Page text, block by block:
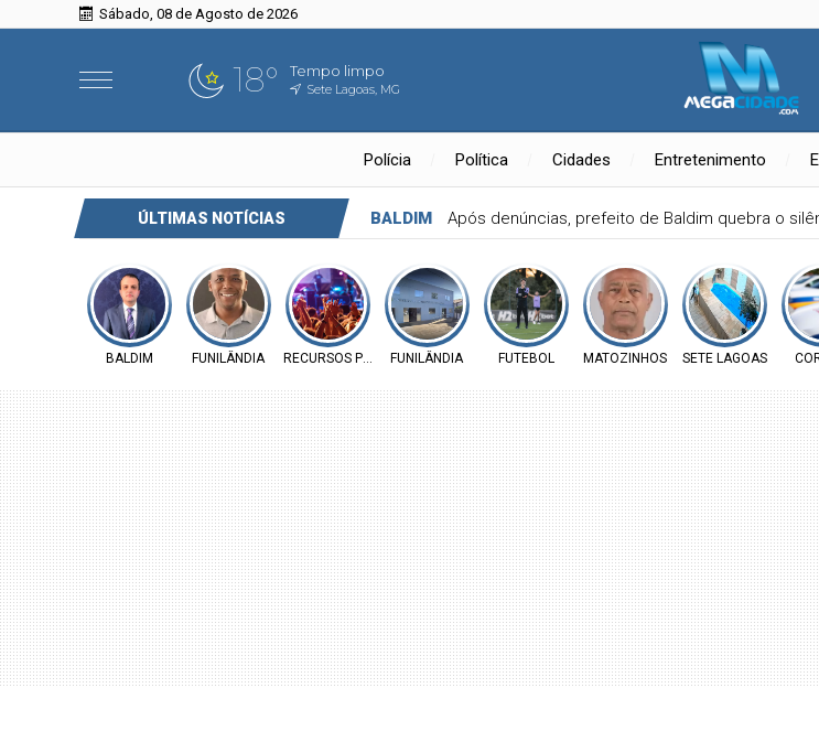
Sábado, 08 de Agosto de 2026
18° Tempo limpo
Sete Lagoas, MG
Polícia Política Cidades Entretenimento
ÚLTIMAS NOTÍCIAS BALDIM Após denúncias, prefeito de Baldim quebra o
BALDIM FUNILÂNDIA RECURSOS PÚBLICOSFUNILÂNDIA FUTEBOL MATOZINHOS SETE LAGOAS